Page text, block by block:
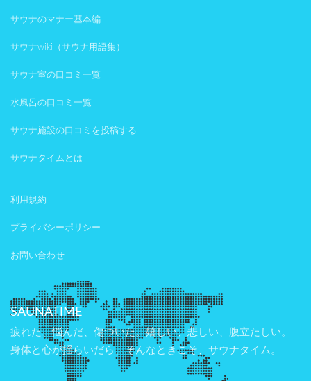
サウナのマナー基本編
サウナwiki（サウナ用語集）
サウナ室の口コミ一覧
水風呂の口コミ一覧
サウナ施設の口コミを投稿する
サウナタイムとは
利用規約
プライバシーポリシー
お問い合わせ
SAUNATIME
疲れた、悩んだ、傷ついた。嬉しい、悲しい、腹立たしい。
身体と心が揺らいだら、そんなときこそ、サウナタイム。